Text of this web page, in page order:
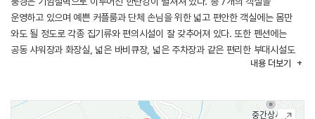
운영하고 있으며 예쁜 커플룸과 단체 손님을 위한 넓고 편안한 객실에는 몸만
와도 될 정도로 각종 집기류와 편의시설이 잘 갖추어져 있다. 또한 펜션에는
공동 샤워장과 화장실, 넓은 바비큐장, 넓은 주차장과 같은 편리한 부대시설도
내용 더보기